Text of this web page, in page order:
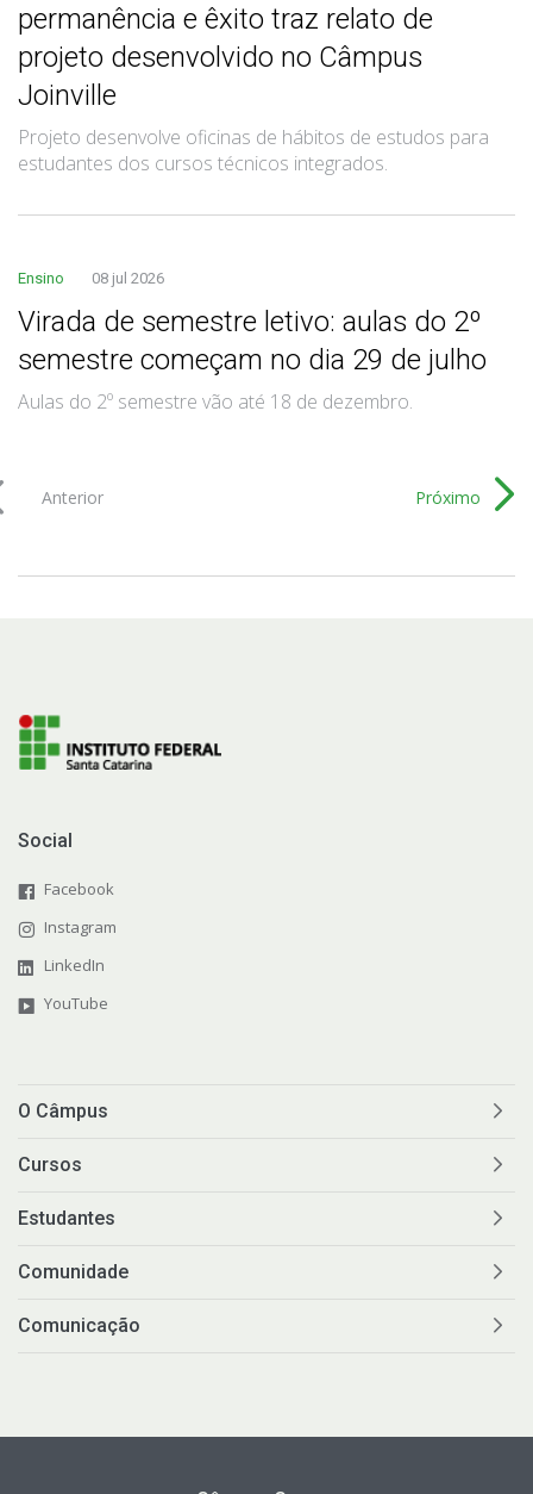
permanência e êxito traz relato de
projeto desenvolvido no Câmpus
Joinville
Projeto desenvolve oficinas de hábitos de estudos para
estudantes dos cursos técnicos integrados.
Ensino 08 jul 2026
Virada de semestre letivo: aulas do 2º
semestre começam no dia 29 de julho
Aulas do 2º semestre vão até 18 de dezembro.
Anterior Próximo
Social
Facebook
Instagram
LinkedIn
YouTube
O Câmpus
Cursos
Estudantes
Comunidade
Comunicação